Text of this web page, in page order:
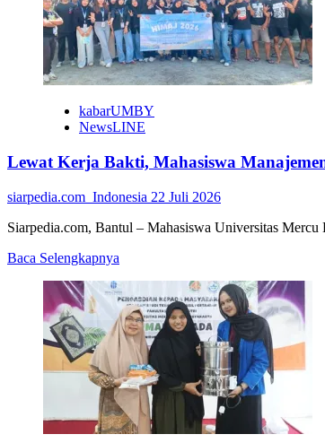
di
ASEAN
Championship
Cup
2026,
Segini
Tiketnya
kabarUMBY
NewsLINE
Lewat Kerja Bakti, Mahasiswa
siarpedia.com_Indonesia 22 Juli 2026
Siarpedia.com, Bantul – Mahasiswa Universitas
Baca Selengkapnya
about
Lewat
Kerja
Bakti,
Mahasiswa
Manajemen
UMBY
Bangun
Kepedulian
Lingkungan